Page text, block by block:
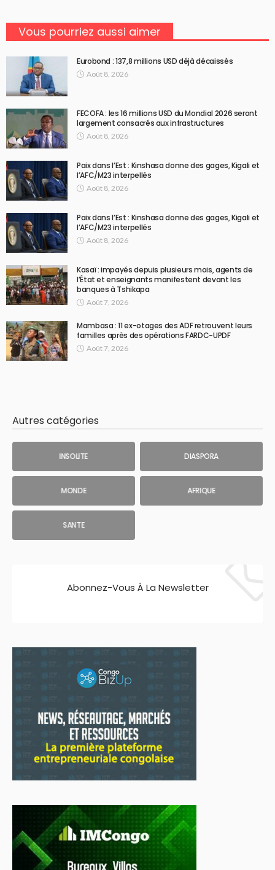
Vous pourriez aussi aimer
Eurobond : 137,8 millions USD déjà décaissés
Août 8, 2026
FECOFA : les 16 millions USD du Mondial 2026 seront
largement consacrés aux infrastructures
Août 8, 2026
Paix dans l’Est : Kinshasa donne des gages, Kigali et
l’AFC/M23 interpellés
Août 8, 2026
Paix dans l’Est : Kinshasa donne des gages, Kigali et
l’AFC/M23 interpellés
Août 8, 2026
Kasaï : impayés depuis plusieurs mois, agents de
l’État et enseignants manifestent devant les
banques à Tshikapa
Août 7, 2026
Mambasa : 11 ex-otages des ADF retrouvent leurs
familles après des opérations FARDC-UPDF
Août 7, 2026
Autres catégories
INSOLITE DIASPORA
MONDE AFRIQUE
SANTE
Abonnez-Vous À La Newsletter